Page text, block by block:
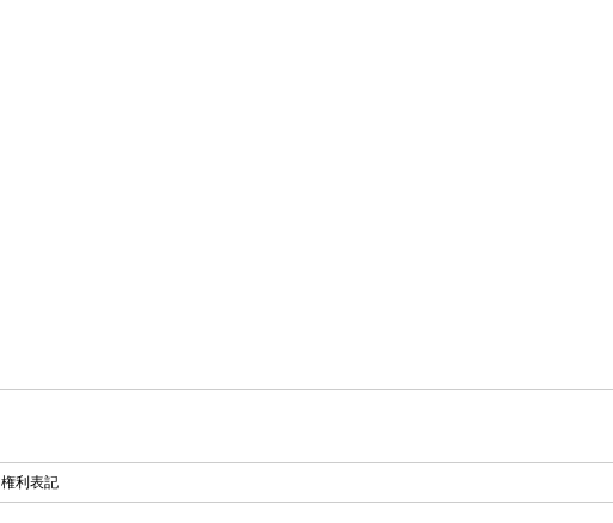
権利表記